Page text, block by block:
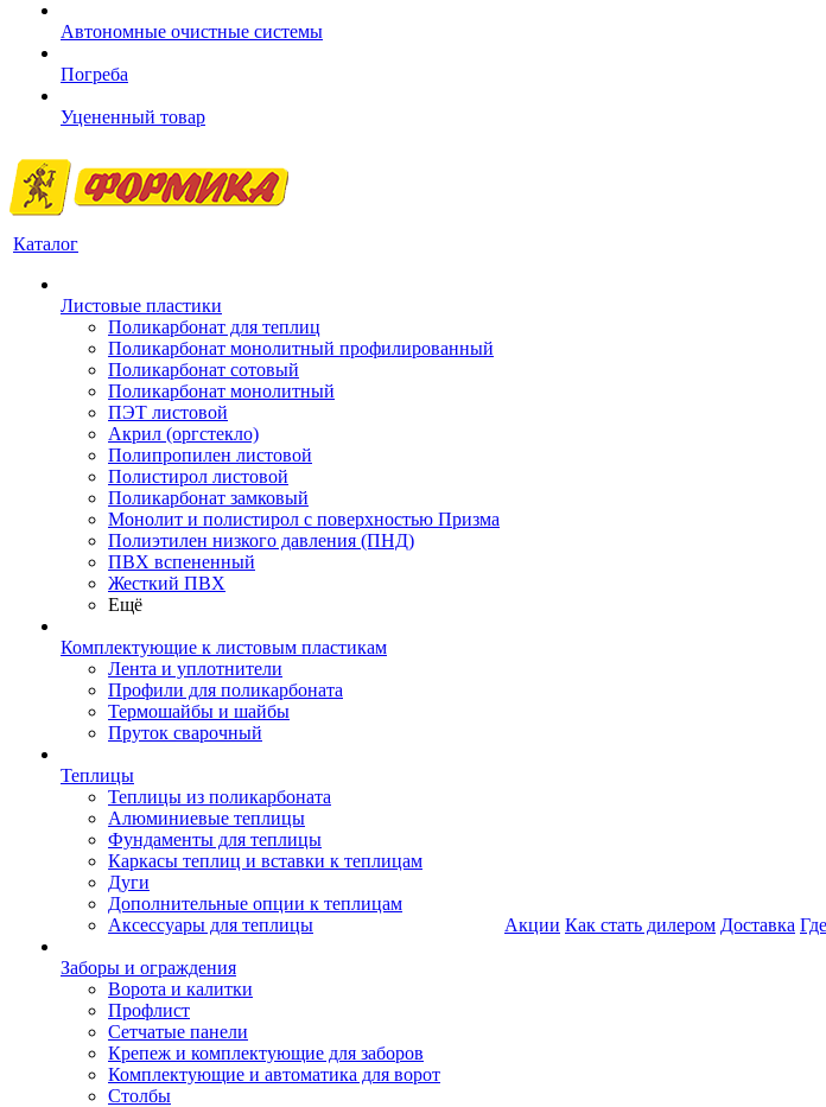
Автономные очистные системы
Погреба
Уцененный товар
Каталог
Листовые пластики
Поликарбонат для теплиц
Поликарбонат монолитный профилированный
Поликарбонат сотовый
Поликарбонат монолитный
ПЭТ листовой
Акрил (оргстекло)
Полипропилен листовой
Полистирол листовой
Поликарбонат замковый
Монолит и полистирол с поверхностью Призма
Полиэтилен низкого давления (ПНД)
ПВХ вспененный
Жесткий ПВХ
Ещё
Комплектующие к листовым пластикам
Лента и уплотнители
Профили для поликарбоната
Термошайбы и шайбы
Пруток сварочный
Теплицы
Теплицы из поликарбоната
Алюминиевые теплицы
Фундаменты для теплицы
Каркасы теплиц и вставки к теплицам
Дуги
Дополнительные опции к теплицам
Аксессуары для теплицы
Заборы и ограждения
Ворота и калитки
Профлист
Сетчатые панели
Крепеж и комплектующие для заборов
Комплектующие и автоматика для ворот
Столбы
Акции Как стать дилером Доставка